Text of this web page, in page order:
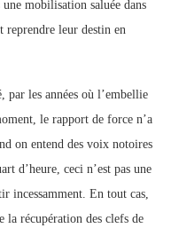
mobilisation saluée dans
reprendre leur destin en
par les années où l’embellie
le rapport de force n’a
on entend des voix notoires
d’heure, ceci n’est pas une
incessamment. En tout cas,
la récupération des clefs de